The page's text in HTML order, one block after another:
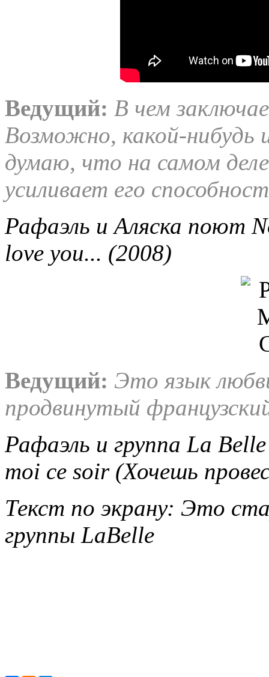
Ведущий: В чем
Возможно, какой-нибудь
думаю, что на самом
усиливает его
Рафаэль и Аляска поют
love you... (2008)
Ведущий: Это язык
продвинутый
Рафаэль и группа La
moi ce soir (Хочешь
Текст по экрану: Это
группы LaBelle